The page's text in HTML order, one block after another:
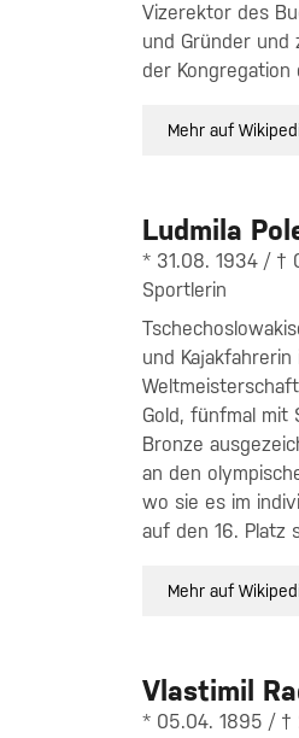
Vizerektor des
und Gründer und
der
Mehr auf
Ludmila
* 31.08. 1934 / †
Sportlerin
und Kajakfahrerin
Gold, fünfmal mit
Bronze
an den
wo sie es im
auf den 16. Platz
Mehr auf
Vlastimil
* 05.04. 1895 / †